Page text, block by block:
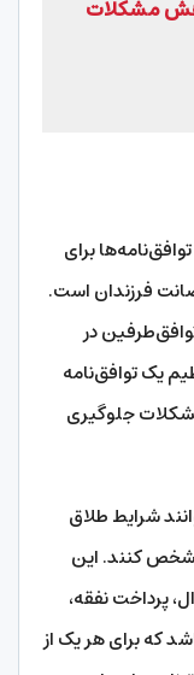
مشکلات
برای
فرزندان است.
در
یک توافق‌نامه
جلوگیری
شرایط طلاق
کنند. این
پرداخت نفقه،
که برای هر یک از